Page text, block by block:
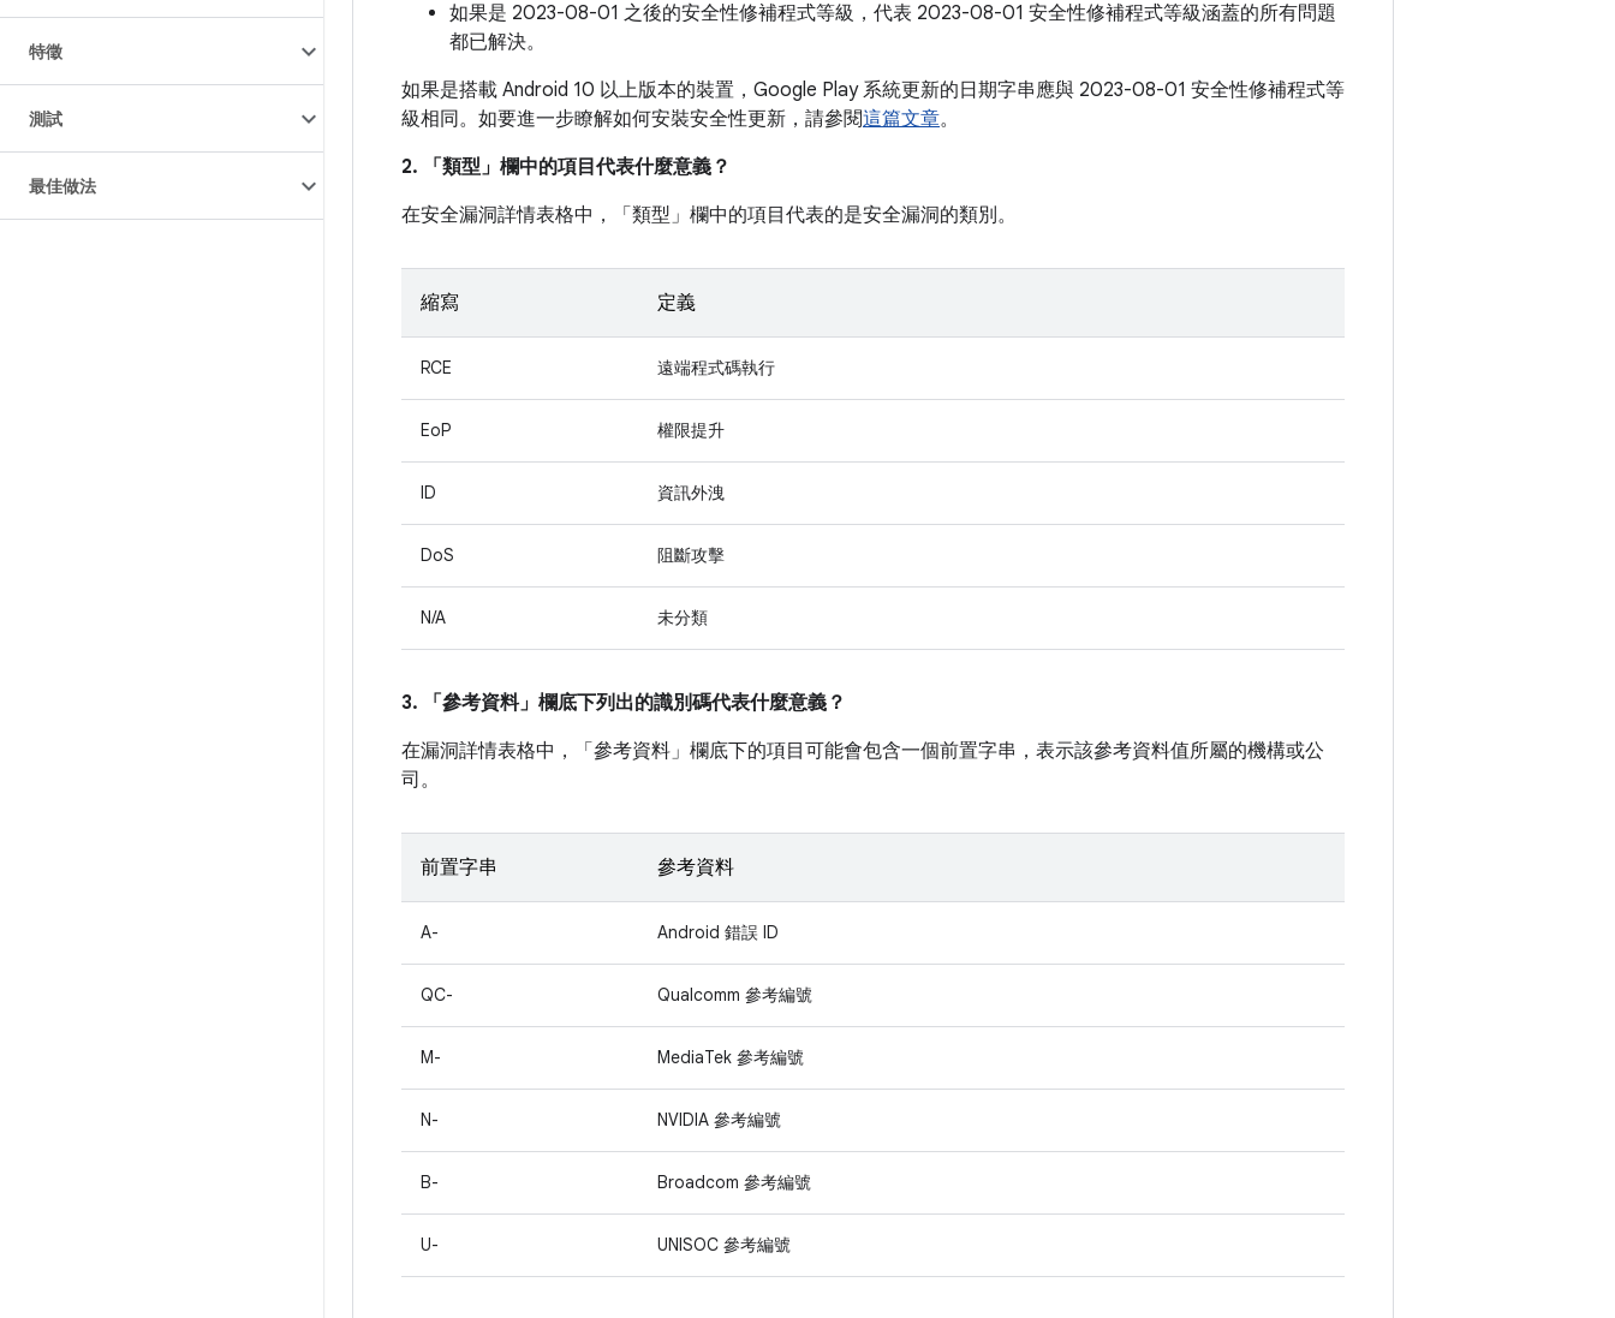
特徵
測試
最佳做法
如果是 2023-08-01 之後的安全性修補程式等級，代表 2023-08-01 安全性修補程式等級涵蓋的所有問題
都已解決。
如果是搭載 Android 10 以上版本的裝置，Google Play 系統更新的日期字串應與 2023-08-01 安全性修補程式等
級相同。如要進一步瞭解如何安裝安全性更新，請參閱這篇文章。
2. 「類型」 欄中的項目代表什麼意義？
在安全漏洞詳情表格中，「類型」 欄中的項目代表的是安全漏洞的類別。
縮寫 定義
RCE 遠端程式碼執行
EoP 權限提升
ID 資訊外洩
DoS 阻斷攻擊
N/A 未分類
3. 「參考資料」 欄底下列出的識別碼代表什麼意義？
在漏洞詳情表格中，「參考資料」 欄底下的項目可能會包含一個前置字串，表示該參考資料值所屬的機構或公
司。
前置字串 參考資料
A- Android 錯誤 ID
QC- Qualcomm 參考編號
M- MediaTek 參考編號
N- NVIDIA 參考編號
B- Broadcom 參考編號
U- UNISOC 參考編號